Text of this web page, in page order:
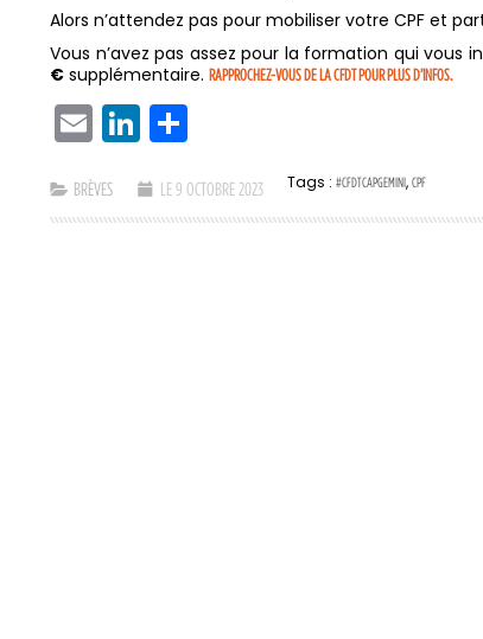
Alors n’attendez pas pour mobiliser votre CPF et
Vous n’avez pas assez pour la formation qui vous
€ supplémentaire. RAPPROCHEZ-VOUS DE LA CFDT POUR PLUS D’INFOS.
EMAIL LINKEDIN
BRÈVES LE 9 OCTOBRE 2023 Tags : #CFDTCAPGEMINI, CPF